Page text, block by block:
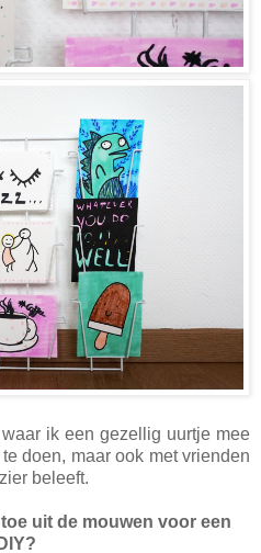
ik een gezellig uurtje mee
doen, maar ook met vrienden
beleeft.
uit de mouwen voor een
DIY?